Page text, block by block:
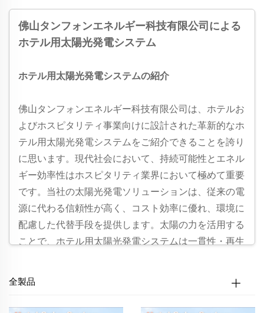
佛山タンフォンエネルギー科技有限公司による
ホテル用太陽光発電システム
ホテル用太陽光発電システムの紹介
佛山タンフォンエネルギー科技有限公司は、ホテルお
よびホスピタリティ事業向けに設計された革新的なホ
テル用太陽光発電システムをご紹介できることを誇り
に思います。現代社会において、持続可能性とエネル
ギー効率性はホスピタリティ業界において極めて重要
です。当社の太陽光発電ソリューションは、従来の電
源に代わる信頼性が高く、コスト効率に優れ、環境に
配慮した代替手段を提供します。太陽の力を活用する
ことで、ホテル用太陽光発電システムは一貫性・再生
当社のホテル用太陽光発電システムは、ホテル、リゾ
全製品